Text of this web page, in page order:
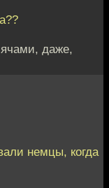
даже,
немцы, когда